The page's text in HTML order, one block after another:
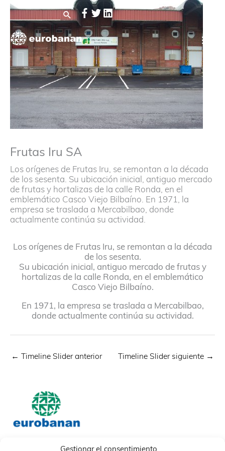
contenido
Buscar
por:
Frutas Iru SA
Los orígenes de Frutas Iru, se remontan a la década
de los sesenta. Su ubicación inicial, antiguo mercado
de frutas y hortalizas de la calle Ronda, en el
emblemático Casco Viejo Bilbaíno. En 1971, la
empresa se traslada a Mercabilbao, donde
actualmente continúa su actividad.
Los orígenes de Frutas Iru, se remontan a la década
de los sesenta.
Su ubicación inicial, antiguo mercado de frutas y
hortalizas de la calle Ronda, en el emblemático
Casco Viejo Bilbaíno.
En 1971, la empresa se traslada a Mercabilbao,
donde actualmente continúa su actividad.
← Timeline Slider anterior Timeline Slider siguiente →